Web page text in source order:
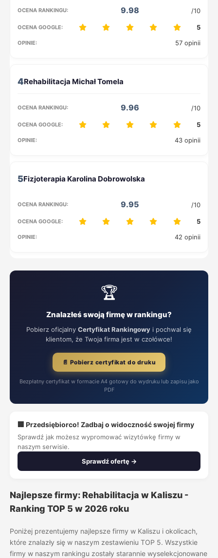
9.98 /10
5
57 opinii
4
9.96 /10
5
43 opinii
5
9.95 /10
5
42 opinii
🏆
Znalazłeś swoją firmę w rankingu?
Pobierz oficjalny Certyfikat Rankingowy i pochwal się
klientom, że Twoja firma jest w czołówce!
📄 Pobierz certyfikat do druku
Bezpłatny certyfikat w formacie A4 gotowy do wydruku lub zapisu jako
PDF
🏢 Przedsiębiorco! Zadbaj o widoczność swojej firmy
Sprawdź jak możesz wypromować wizytówkę firmy w
naszym serwisie.
Sprawdź ofertę →
Najlepsze firmy: Rehabilitacja w Kaliszu -
Ranking TOP 5 w 2026 roku
Poniżej prezentujemy najlepsze firmy w Kaliszu i okolicach,
które znalazły się w naszym zestawieniu TOP 5. Wszystkie
firmy w naszym rankingu zostały starannie wyselekcjonowane